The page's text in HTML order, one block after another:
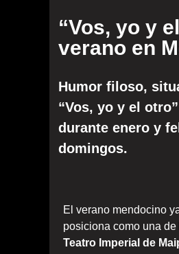
“Vos, yo y
verano en
Humor filoso,
“Vos, yo y el
durante enero y
domingos.
El verano mendocino
posiciona como una
Teatro Imperial de